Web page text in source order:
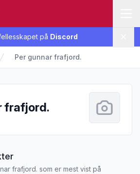
på Discord
Per gunnar frafjord.
frafjord.
fra Per gunnar frafjord.
frafjord. som er mest vist på